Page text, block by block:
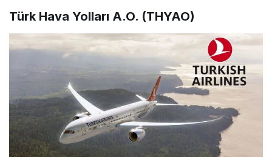
Türk Hava Yolları A.O. (THYAO)